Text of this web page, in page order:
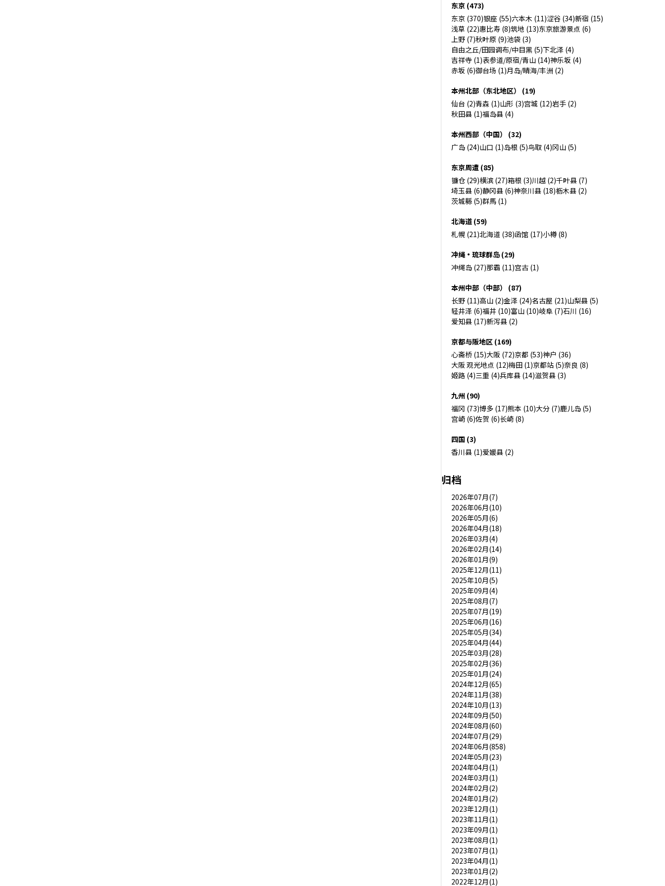
东京 (473)
东京 (370)银座 (55)六本木 (11)涩谷 (34)新宿 (15)
浅草 (22)惠比寿 (8)筑地 (13)东京旅游景点 (6)
上野 (7)秋叶原 (9)池袋 (3)
自由之丘/田园调布/中目黑 (5)下北泽 (4)
吉祥寺 (1)表参道/原宿/青山 (14)神乐坂 (4)
赤坂 (6)御台场 (1)月岛/晴海/丰洲 (2)
本州北部（东北地区） (19)
仙台 (2)青森 (1)山形 (3)宫城 (12)岩手 (2)
秋田县 (1)福岛县 (4)
本州西部（中国） (32)
广岛 (24)山口 (1)岛根 (5)鸟取 (4)冈山 (5)
东京周遭 (85)
镰仓 (29)横滨 (27)箱根 (3)川越 (2)千叶县 (7)
埼玉县 (6)静冈县 (6)神奈川县 (18)枥木县 (2)
茨城縣 (5)群馬 (1)
北海道 (59)
札幌 (21)北海道 (38)函馆 (17)小樽 (8)
冲绳・琉球群岛 (29)
冲绳岛 (27)那霸 (11)宫古 (1)
本州中部（中部） (87)
长野 (11)高山 (2)金泽 (24)名古屋 (21)山梨县 (5)
轻井泽 (6)福井 (10)富山 (10)岐阜 (7)石川 (16)
爱知县 (17)新泻县 (2)
京都与阪地区 (169)
心斋桥 (15)大阪 (72)京都 (53)神户 (36)
大阪 观光地点 (12)梅田 (1)京都站 (5)奈良 (8)
姬路 (4)三重 (4)兵库县 (14)滋贺县 (3)
九州 (90)
福冈 (73)博多 (17)熊本 (10)大分 (7)鹿儿岛 (5)
宫崎 (6)佐贺 (6)长崎 (8)
四国 (3)
香川县 (1)爱媛县 (2)
归档
2026年07月(7)
2026年06月(10)
2026年05月(6)
2026年04月(18)
2026年03月(4)
2026年02月(14)
2026年01月(9)
2025年12月(11)
2025年10月(5)
2025年09月(4)
2025年08月(7)
2025年07月(19)
2025年06月(16)
2025年05月(34)
2025年04月(44)
2025年03月(28)
2025年02月(36)
2025年01月(24)
2024年12月(65)
2024年11月(38)
2024年10月(13)
2024年09月(50)
2024年08月(60)
2024年07月(29)
2024年06月(858)
2024年05月(23)
2024年04月(1)
2024年03月(1)
2024年02月(2)
2024年01月(2)
2023年12月(1)
2023年11月(1)
2023年09月(1)
2023年08月(1)
2023年07月(1)
2023年04月(1)
2023年01月(2)
2022年12月(1)